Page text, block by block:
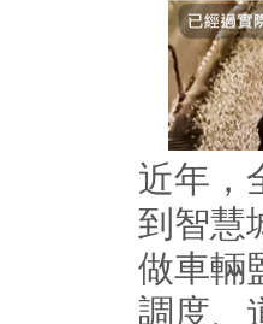
近年，
到智慧
做車輛
調度、